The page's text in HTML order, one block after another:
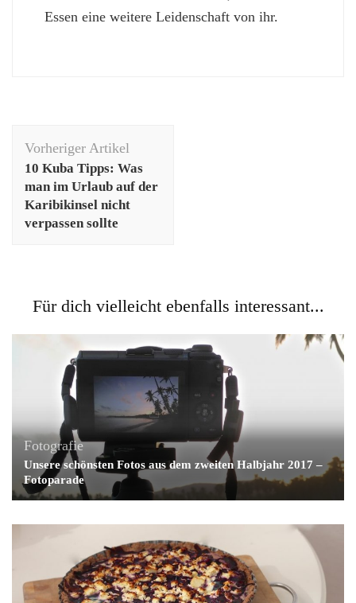
Essen eine weitere Leidenschaft von ihr.
Vorheriger Artikel
10 Kuba Tipps: Was
man im Urlaub auf der
Karibikinsel nicht
verpassen sollte
Für dich vielleicht ebenfalls interessant...
Fotografie
Unsere schönsten Fotos aus dem zweiten Halbjahr 2017 –
Fotoparade